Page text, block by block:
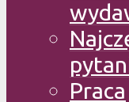
Praca